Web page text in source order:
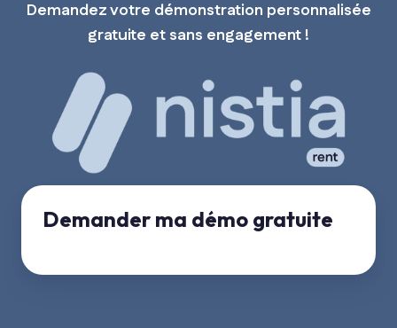
Demandez votre démonstration personnalisée
gratuite et sans engagement !
Demander ma démo gratuite